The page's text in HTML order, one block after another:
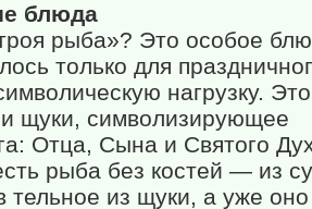
блюда
рыба»? Это особое
только для
нагрузку.
и щуки, символизирующее
Отца, Сына и Святого
рыба без костей — из
тельное из щуки, а уже